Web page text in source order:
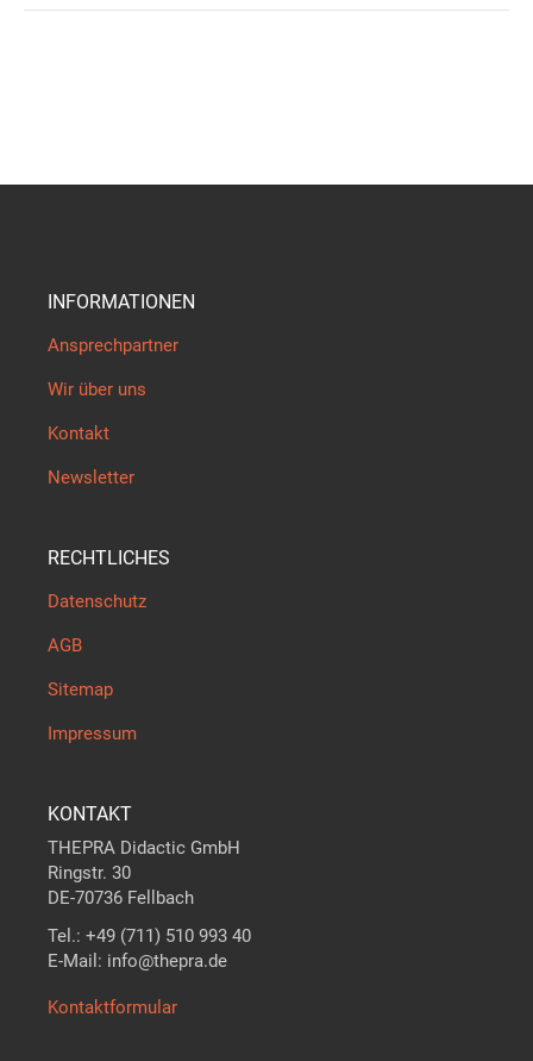
INFORMATIONEN
Ansprechpartner
Wir über uns
Kontakt
Newsletter
RECHTLICHES
Datenschutz
AGB
Sitemap
Impressum
KONTAKT
THEPRA Didactic GmbH
Ringstr. 30
DE-70736 Fellbach
Tel.: +49 (711) 510 993 40
E-Mail: info@thepra.de
Kontaktformular